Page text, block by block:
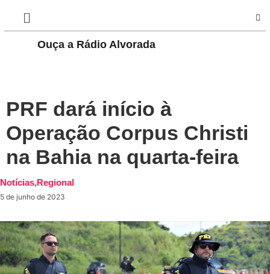
Ouça a Rádio Alvorada
PRF dará início à
Operação Corpus Christi
na Bahia na quarta-feira
Notícias,Regional
5 de junho de 2023